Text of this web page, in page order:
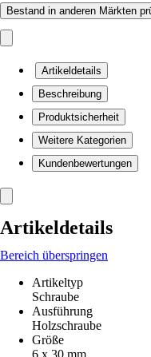
Bestand in anderen Märkten
Artikeldetails
Beschreibung
Produktsicherheit
Weitere Kategorien
Kundenbewertungen
Artikeldetails
Bereich überspringen
Artikeltyp
Schraube
Ausführung
Holzschraube
Größe
6 x 30 mm